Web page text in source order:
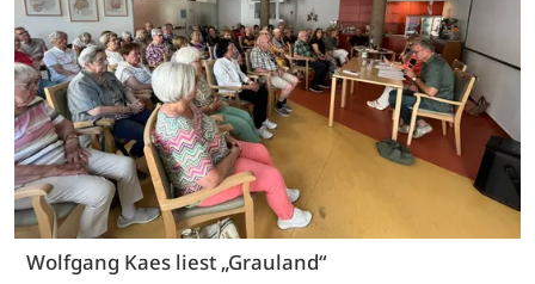
Wolfgang Kaes liest „Grauland“